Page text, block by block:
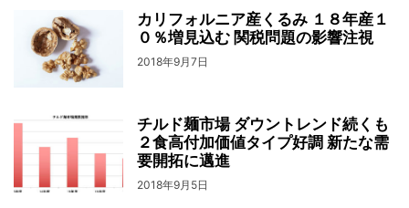
カリフォルニア産くるみ １８年産１
０％増見込む 関税問題の影響注視
2018年9月7日
チルド麺市場 ダウントレンド続くも
２食高付加価値タイプ好調 新たな需
要開拓に邁進
2018年9月5日